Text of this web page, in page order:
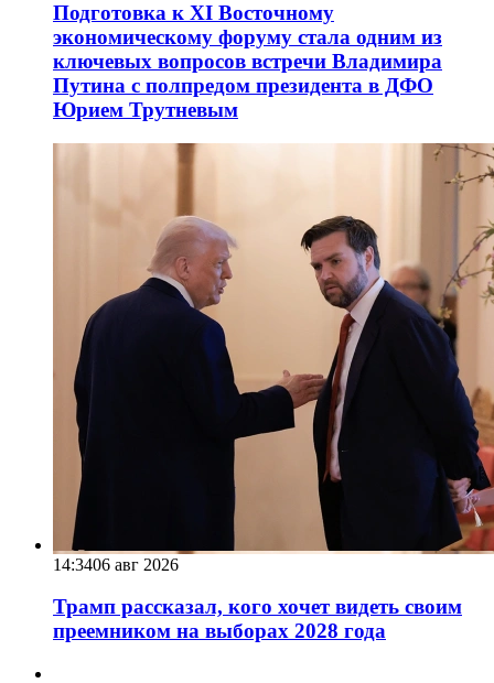
Подготовка к XI Восточному
экономическому форуму стала одним из
ключевых вопросов встречи Владимира
Путина с полпредом президента в ДФО
Юрием Трутневым
14:3406 авг 2026
Трамп рассказал, кого хочет видеть своим
преемником на выборах 2028 года